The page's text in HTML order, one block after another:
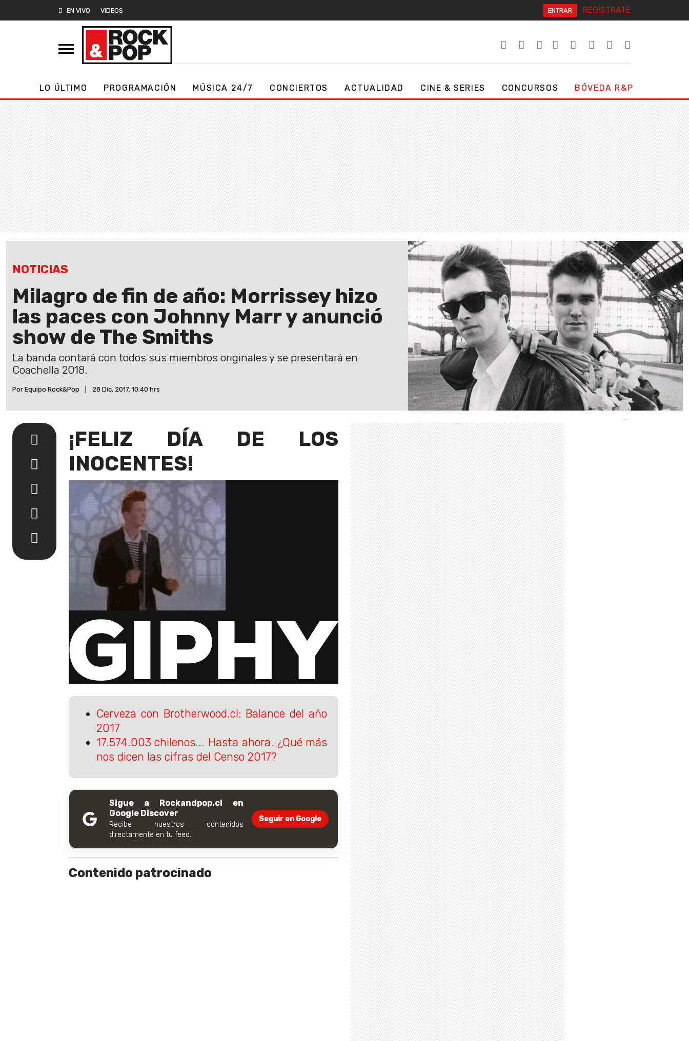
EN VIVO VIDEOS ENTRAR REGÍSTRATE
LO ÚLTIMO PROGRAMACIÓN MÚSICA 24/7 CONCIERTOS ACTUALIDAD CINE & SERIES CONCURSOS BÓVEDA R&P
NOTICIAS
Milagro de fin de año: Morrissey hizo
las paces con Johnny Marr y anunció
show de The Smiths
La banda contará con todos sus miembros originales y se presentará en
Coachella 2018.
Por Equipo Rock&Pop 28 Dic, 2017. 10:40 hrs
¡FELIZ DÍA DE LOS
INOCENTES!
Cerveza con Brotherwood.cl: Balance del año
2017
17.574.003 chilenos... Hasta ahora. ¿Qué más
nos dicen las cifras del Censo 2017?
Sigue a Rockandpop.cl en
Google Discover
Recibe nuestros contenidos
directamente en tu feed.
Seguir en Google
Contenido patrocinado